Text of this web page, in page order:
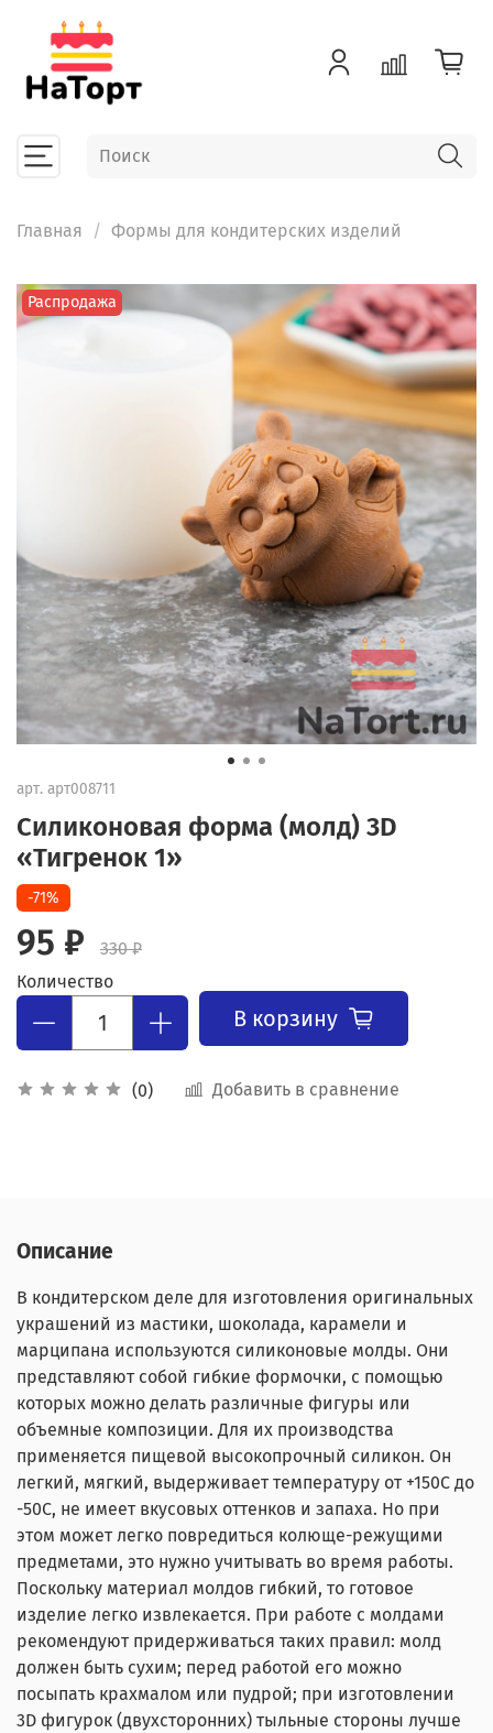
Главная Формы для кондитерских изделий
Распродажа
арт. арт008711
Силиконовая форма (молд) 3D
«Тигренок 1»
(0) Добавить в сравнение
-71%
95 ₽
330 ₽
Количество
В корзину
Описание
В кондитерском деле для изготовления оригинальных
украшений из мастики, шоколада, карамели и
марципана используются силиконовые молды. Они
представляют собой гибкие формочки, с помощью
которых можно делать различные фигуры или
объемные композиции. Для их производства
применяется пищевой высокопрочный силикон. Он
легкий, мягкий, выдерживает температуру от +150С до
-50С, не имеет вкусовых оттенков и запаха. Но при
этом может легко повредиться колюще-режущими
предметами, это нужно учитывать во время работы.
Поскольку материал молдов гибкий, то готовое
изделие легко извлекается. При работе с молдами
рекомендуют придерживаться таких правил: молд
должен быть сухим; перед работой его можно
посыпать крахмалом или пудрой; при изготовлении
3D фигурок (двухсторонних) тыльные стороны лучше